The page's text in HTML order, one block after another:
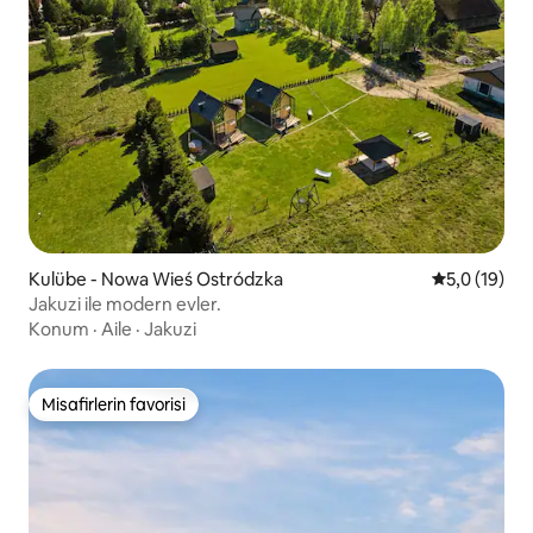
Kulübe - Nowa Wieś Ostródzka 55,0 (19)
Jakuzi ile modern evler.
Konum · Aile · Jakuzi
Misafirlerin favorisi
Misafirlerin favorisi